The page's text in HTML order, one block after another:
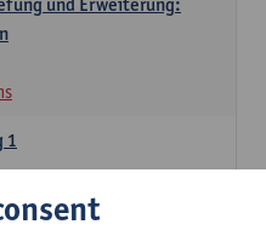
1
Alex Haider